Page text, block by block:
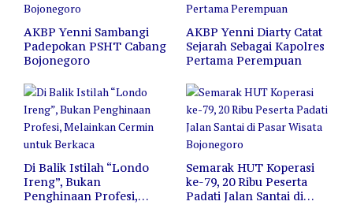
AKBP Yenni Sambangi
Padepokan PSHT Cabang
Bojonegoro
AKBP Yenni Diarty Catat
Sejarah Sebagai Kapolres
Pertama Perempuan
Di Balik Istilah “Londo
Ireng”, Bukan
Penghinaan Profesi,
Semarak HUT Koperasi
ke-79, 20 Ribu Peserta
Padati Jalan Santai di